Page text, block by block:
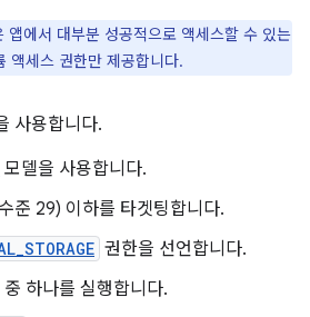
앱에서 대부분 성공적으로 액세스할 수 있는
액세스 권한만 제공합니다.
사용합니다.
모델을 사용합니다.
준 29) 이하를 타겟팅합니다.
권한을 선언합니다.
하나를 실행합니다.